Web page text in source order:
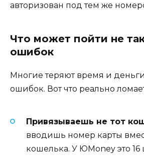
авторизован под тем же
Что может пойти не
ошибок
Многие теряют время и
ошибок. Вот что реально
Привязываешь не тот
вводишь номер карты
кошелька. У ЮMoney это